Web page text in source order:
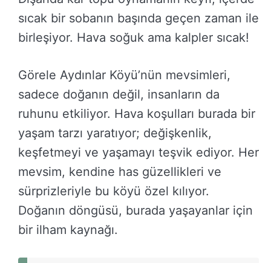
sıcak bir sobanın başında geçen zaman ile
birleşiyor. Hava soğuk ama kalpler sıcak!
Görele Aydınlar Köyü’nün mevsimleri,
sadece doğanın değil, insanların da
ruhunu etkiliyor. Hava koşulları burada bir
yaşam tarzı yaratıyor; değişkenlik,
keşfetmeyi ve yaşamayı teşvik ediyor. Her
mevsim, kendine has güzellikleri ve
sürprizleriyle bu köyü özel kılıyor.
Doğanın döngüsü, burada yaşayanlar için
bir ilham kaynağı.